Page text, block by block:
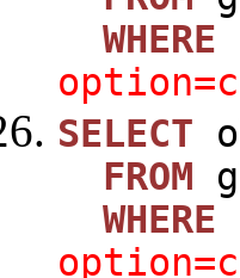
WHERE
SELECT
FROM
WHERE